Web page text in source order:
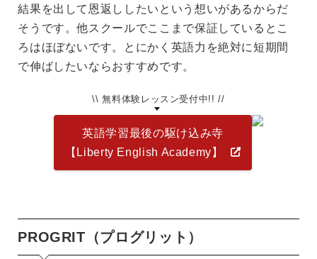
結果を出して恩返ししたいという想いがあるからだ
そうです。他スクールでここまで保証しているとこ
ろはほぼないです。とにかく英語力を絶対に短期間
で伸ばしたいならおすすめです。
\\ 無料体験レッスン受付中!! //
英語学習最後の駆け込み寺
【Liberty English Academy】
PROGRIT（プログリット）